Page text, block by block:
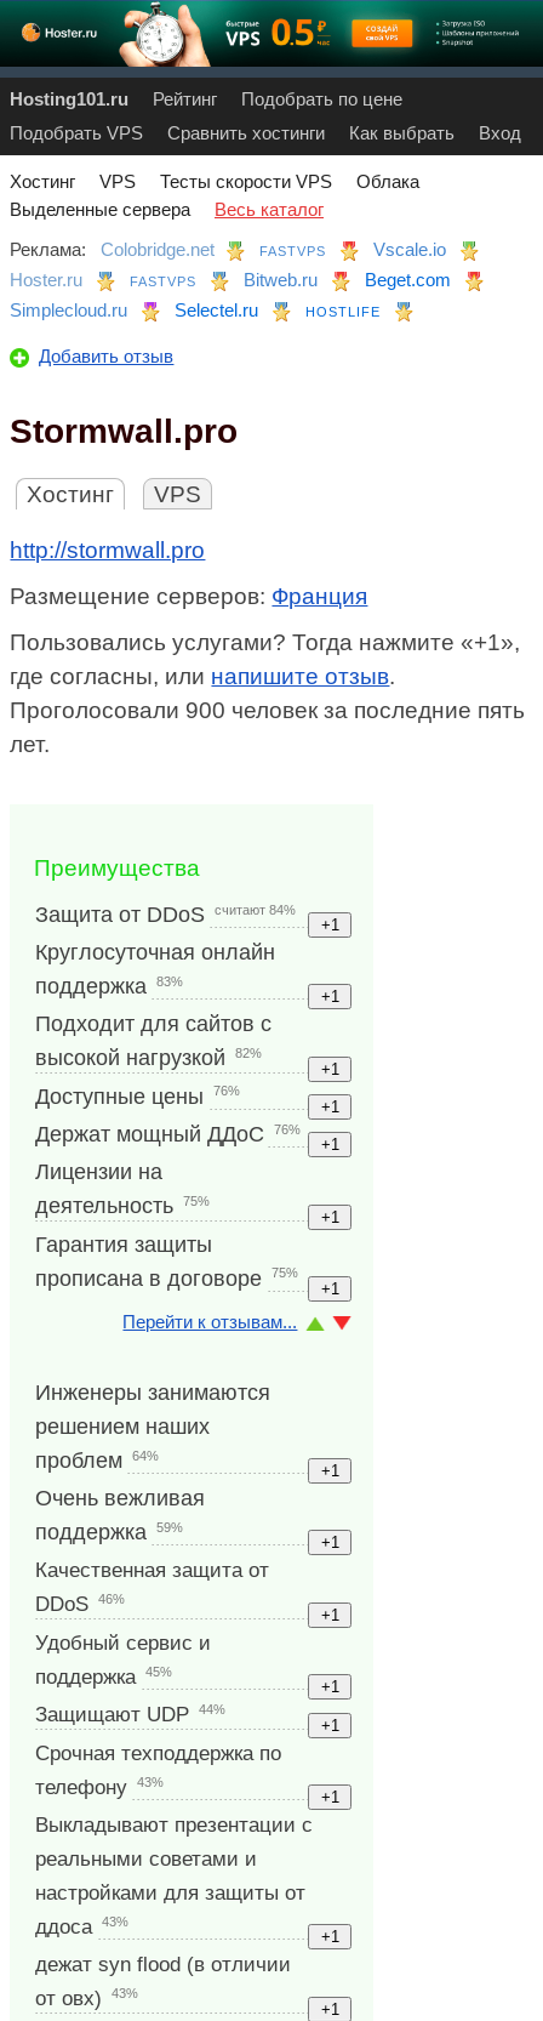
Hosting101.ru Рейтинг
Подобрать по цене
Подобрать VPS
Сравнить хостинги Как выбрать Вход
Хостинг VPS Тесты скорости VPS
Облака
Выделенные сервера
Весь каталог
Реклама:
Colobridge.net FASTVPS
Vscale.io
Hoster.ru
FASTVPS Bitweb.ru
Beget.com
Simplecloud.ru
Selectel.ru HOSTLIFE
Добавить отзыв
Stormwall.pro
Хостинг VPS
http://stormwall.pro
Размещение серверов: Франция
Пользовались услугами? Тогда нажмите «+1»,
где согласны, или напишите отзыв.
Проголосовали 900 человек за последние пять
лет.
Преимущества
Защита от DDoS считают 84%
Круглосуточная онлайн
поддержка
83%
Подходит для сайтов с
высокой нагрузкой
82%
Доступные цены 76%
Держат мощный ДДоС 76%
Лицензии на
деятельность
75%
Гарантия защиты
прописана в договоре
75%
Перейти к отзывам...
Инженеры занимаются
решением наших
проблем
64%
Очень вежливая
поддержка
59%
Качественная защита от
DDoS
46%
Удобный сервис и
поддержка
45%
Защищают UDP 44%
Срочная техподдержка по
телефону
43%
Выкладывают презентации с
реальными советами и
настройками для защиты от
ддоса
43%
дежат syn flood (в отличии
от овх)
43%